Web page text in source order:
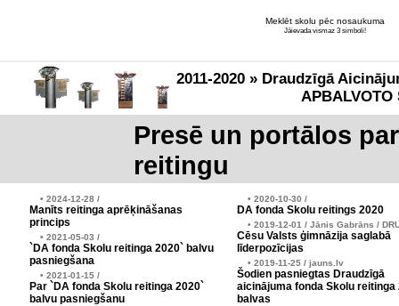
Meklēt skolu pēc nosaukuma
Jāievada vismaz 3 simboli!
2011-2020 » Draudzīgā
APBALVOTO
Presē un portālos
reitingu
• 2024-12-28 /
Manīts reitinga aprēķināšanas
princips
• 2021-05-03 /
`DA fonda Skolu reitinga 2020` balvu
pasniegšana
• 2021-01-15 /
Par `DA fonda Skolu reitinga 2020`
balvu pasniegšanu
• 2020-10-30 /
DA fonda Skolu reitings 2020
• 2019-12-01 / Jānis Gabrāns /
Cēsu Valsts ģimnāzija saglabā
līderpozīcijas
• 2019-11-25 / jauns.lv
Šodien pasniegtas Draudzīgā
aicinājuma fonda Skolu reitinga
balvas